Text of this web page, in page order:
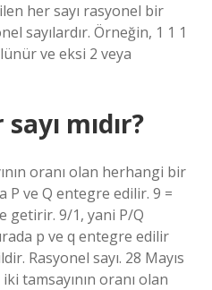
her sayı rasyonel bir
sayılardır. Örneğin, 1 1 1
ve eksi 2 veya
mıdır?
oranı olan herhangi bir
P ve Q entegre edilir. 9 =
getirir. 9/1, yani P/Q
p ve q entegre edilir
Rasyonel sayı. 28 Mayıs
tamsayının oranı olan